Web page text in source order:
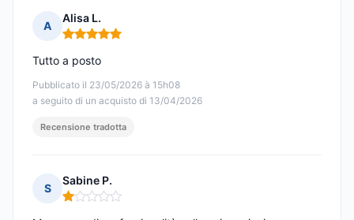
A
Alisa L.
Nota: 5 su 5
Pubblicato il 23/05/2026 à 15h08
a seguito di un acquisto di 13/04/2026
Tutto a posto
Recensione tradotta
S
Sabine P.
Nota: 1 su 5